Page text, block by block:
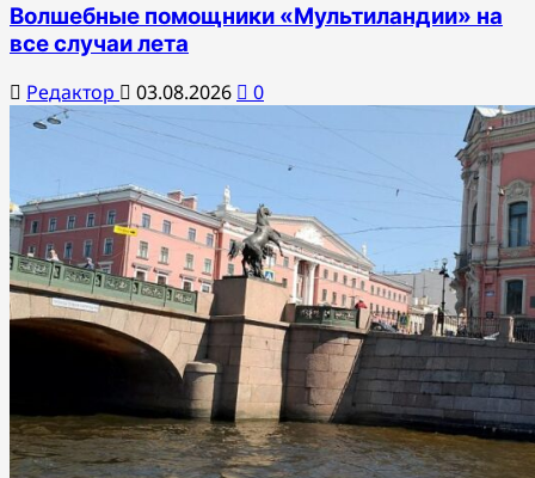
Волшебные помощники «Мультиландии» на
все случаи лета
Редактор 03.08.2026 0